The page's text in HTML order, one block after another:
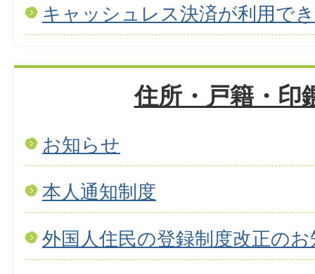
キャッシュレス決済が利用で
住所・戸籍・印
お知らせ
本人通知制度
外国人住民の登録制度改正の